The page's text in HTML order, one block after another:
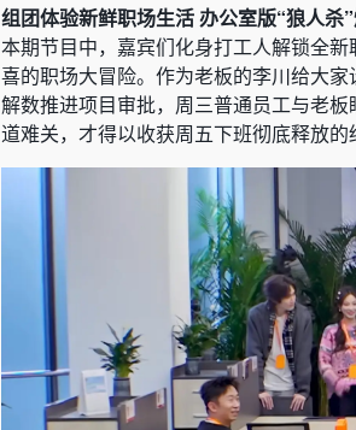
组团体验新鲜职场生活 办公室版“狼人杀
本期节目中，嘉宾们化身打工人解锁全
喜的职场大冒险。作为老板的李川给大
解数推进项目审批，周三普通员工与老
道难关，才得以收获周五下班彻底释放的